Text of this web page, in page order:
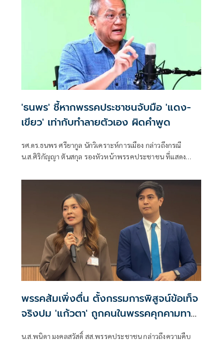
'ธนพร' ชี้หากพรรคประชาชนจับมือ 'แดง-
เขียว' เท่ากับทำลายตัวเอง ผิดคำพูด
รศ.ดร.ธนพร ศรียากูล นักวิเคราะห์การเมือง กล่าวถึงกรณี
น.ส.ศิริกัญญา ตันสกุล รองหัวหน้าพรรคประชาชน ที่แสดง
พรรคภูมิใจไทย ก็จำเป็นต้องพูดคุยกับพรรคประชาชนด้วยว่า
พรรคส้มเพิ่งตื่น ตั้งกรรมการพิสูจน์ข้อเท็จ
จริงปม 'แก้วตา' ถูกคนในพรรคคุกคามทาง
น.ส.พนิดา มงคลสวัสดิ์ สส.พรรคประชาชน กล่าวถึงความคืบ